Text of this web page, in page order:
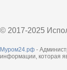
© 2017-2025
Муром24.рф -
информации, которая